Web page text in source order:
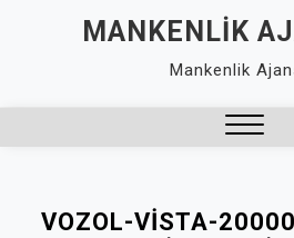
MANKENLIK
Mankenlik
VOZOL-VISTA-